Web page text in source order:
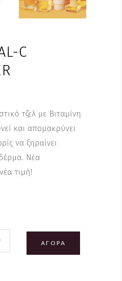
C
τζελ με Βιταμίνη
και απομακρύνει
να ξηραίνει
Νέα
τιμή!
ΑΓΟΡΆ